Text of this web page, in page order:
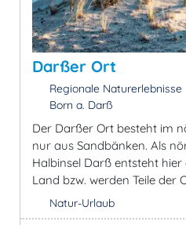
Darßer Ort
Regionale Naturerlebnisse
Born a. Darß
Der Darßer Ort besteht im
nur aus Sandbänken. Als
Halbinsel Darß entsteht
Land bzw. werden Teile der
Natur-Urlaub